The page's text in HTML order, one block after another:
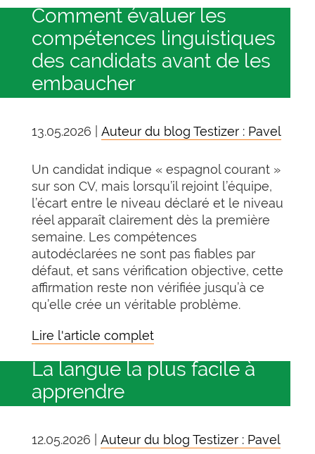
Comment évaluer les
compétences linguistiques
des candidats avant de les
embaucher
13.05.2026 | Auteur du blog Testizer : Pavel
Un candidat indique « espagnol courant »
sur son CV, mais lorsqu’il rejoint l’équipe,
l’écart entre le niveau déclaré et le niveau
réel apparaît clairement dès la première
semaine. Les compétences
autodéclarées ne sont pas fiables par
défaut, et sans vérification objective, cette
affirmation reste non vérifiée jusqu’à ce
qu’elle crée un véritable problème.
Lire l'article complet
La langue la plus facile à
apprendre
12.05.2026 | Auteur du blog Testizer : Pavel